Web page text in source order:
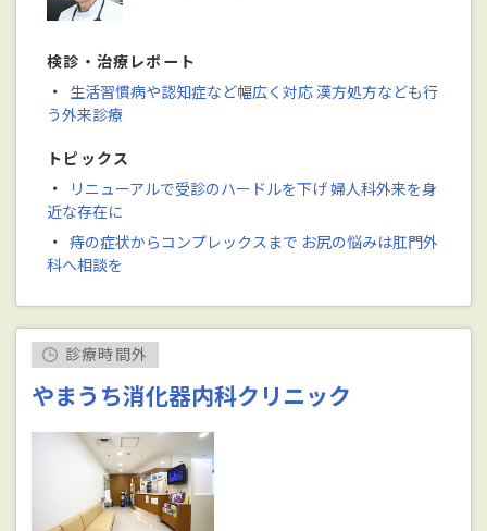
検診・治療レポート
・ 生活習慣病や認知症など幅広く対応 漢方処方なども行
う外来診療
トピックス
・
リニューアルで受診のハードルを下げ 婦人科外来を身
近な存在に
・ 痔の症状からコンプレックスまで お尻の悩みは肛門外
科へ相談を
診療時間外
やまうち消化器内科クリニック